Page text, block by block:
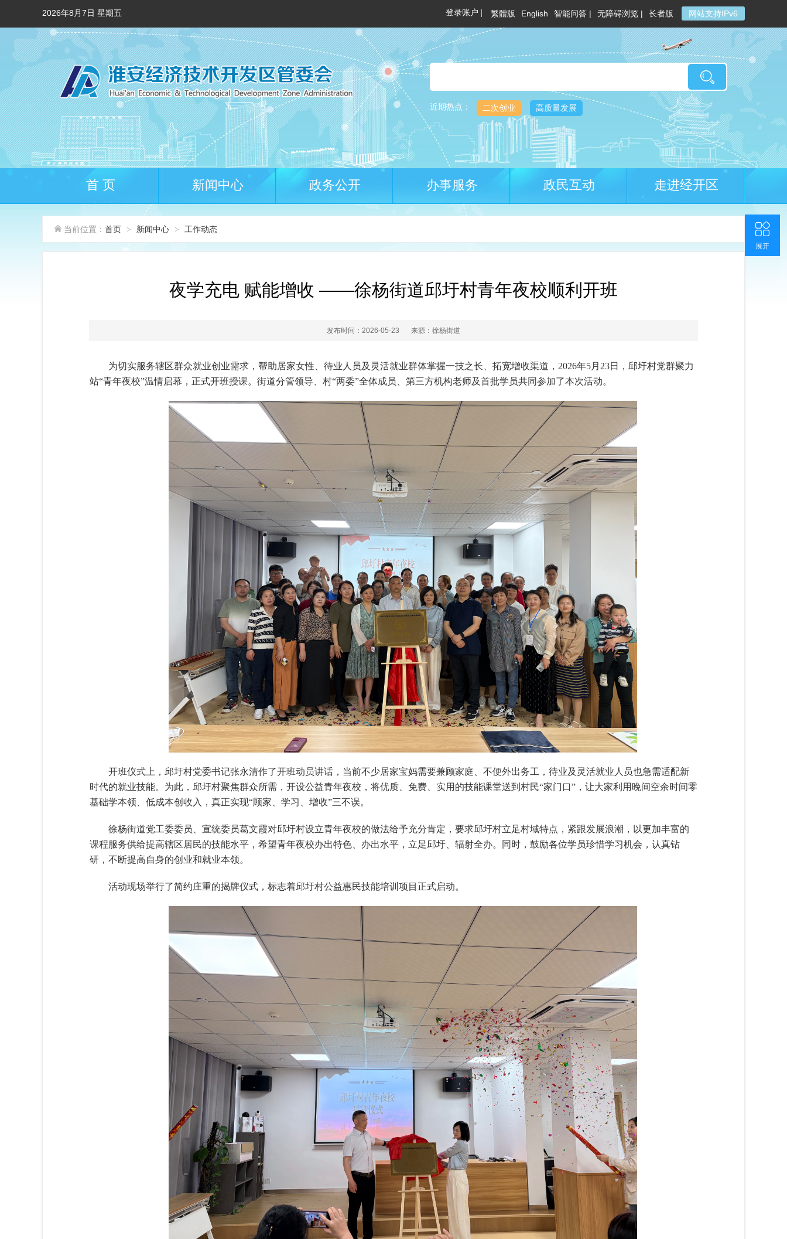
2026年8月7日 星期五 繁體版 English 智能问答 | 无障碍浏览 | 长者版 网站支持IPv6
近期热点： 二次创业 高质量发展
首 页 新闻中心 政务公开 办事服务 政民互动 走进经开区
当前位置： 首页 > 新闻中心 > 工作动态
夜学充电 赋能增收 ——徐杨街道邱圩村青年夜校顺利开班
发布时间：2026-05-23 来源：徐杨街道
为切实服务辖区群众就业创业需求，帮助居家女性、待业人员及灵活就业群体掌握一技之长、拓宽增收渠道，2026年5月23日，邱圩村党群聚力
站“青年夜校”温情启幕，正式开班授课。街道分管领导、村“两委”全体成员、第三方机构老师及首批学员共同参加了本次活动。
开班仪式上，邱圩村党委书记张永清作了开班动员讲话，当前不少居家宝妈需要兼顾家庭、不便外出务工，待业及灵活就业人员也急需适配新
时代的就业技能。为此，邱圩村聚焦群众所需，开设公益青年夜校，将优质、免费、实用的技能课堂送到村民“家门口”，让大家利用晚间空余时间零
基础学本领、低成本创收入，真正实现“顾家、学习、增收”三不误。
徐杨街道党工委委员、宣统委员葛文霞对邱圩村设立青年夜校的做法给予充分肯定，要求邱圩村立足村域特点，紧跟发展浪潮，以更加丰富的
课程服务供给提高辖区居民的技能水平，希望青年夜校办出特色、办出水平，立足邱圩、辐射全办。同时，鼓励各位学员珍惜学习机会，认真钻
研，不断提高自身的创业和就业本领。
活动现场举行了简约庄重的揭牌仪式，标志着邱圩村公益惠民技能培训项目正式启动。
联系我们
官方微博
返回顶部
收起
展开